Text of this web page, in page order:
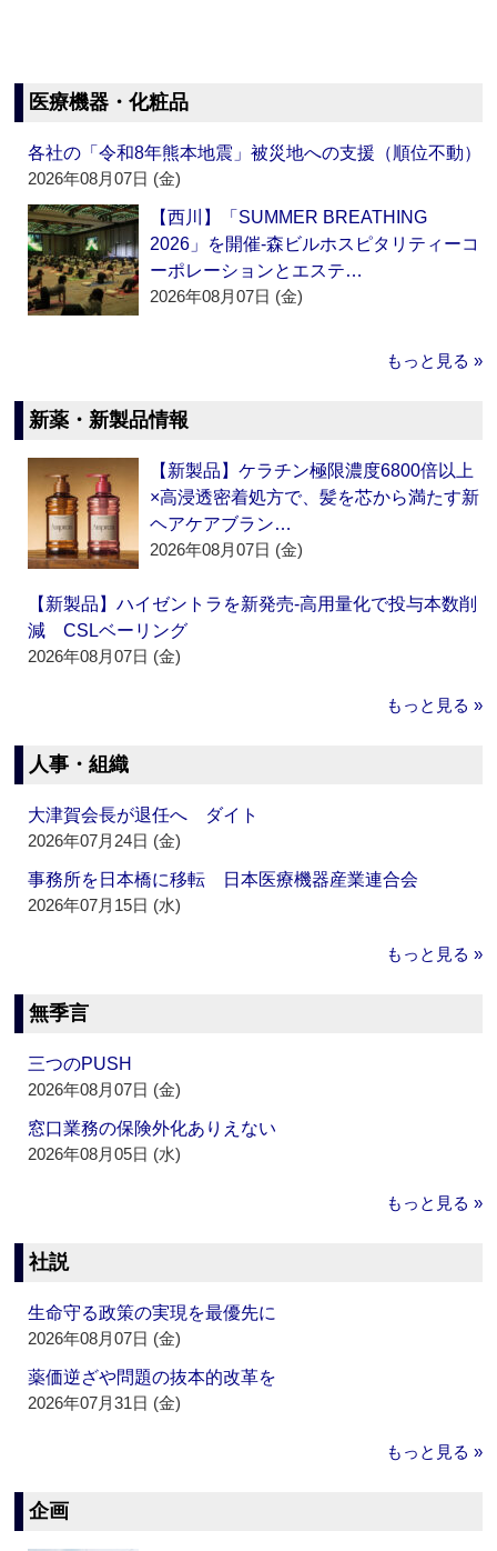
医療機器・化粧品
各社の「令和8年熊本地震」被災地への支援（順位不動）
2026年08月07日 (金)
【西川】「SUMMER BREATHING
2026」を開催‐森ビルホスピタリティーコ
ーポレーションとエステ…
2026年08月07日 (金)
もっと見る »
新薬・新製品情報
【新製品】ケラチン極限濃度6800倍以上
×高浸透密着処方で、髪を芯から満たす新
ヘアケアブラン…
2026年08月07日 (金)
【新製品】ハイゼントラを新発売‐高用量化で投与本数削
減 CSLベーリング
2026年08月07日 (金)
もっと見る »
人事・組織
大津賀会長が退任へ ダイト
2026年07月24日 (金)
事務所を日本橋に移転 日本医療機器産業連合会
2026年07月15日 (水)
もっと見る »
無季言
三つのPUSH
2026年08月07日 (金)
窓口業務の保険外化ありえない
2026年08月05日 (水)
もっと見る »
社説
生命守る政策の実現を最優先に
2026年08月07日 (金)
薬価逆ざや問題の抜本的改革を
2026年07月31日 (金)
もっと見る »
企画